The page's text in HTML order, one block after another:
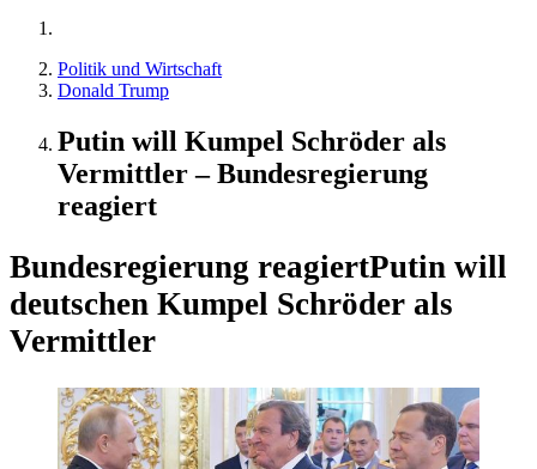
Politik und Wirtschaft
Donald Trump
Putin will Kumpel Schröder als
Vermittler – Bundesregierung
reagiert
Bundesregierung reagiertPutin will
deutschen Kumpel Schröder als
Vermittler